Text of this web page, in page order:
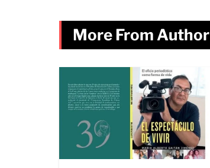
More From Author